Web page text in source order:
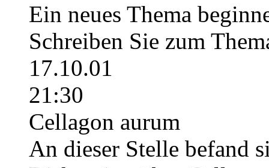
Ein neues Thema
Schreiben Sie zum
17.10.01
21:30
Cellagon aurum
An dieser Stelle befand